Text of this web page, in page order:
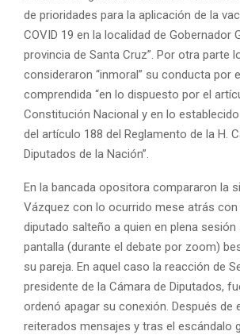
de prioridades para la aplicación de la
COVID 19 en la localidad de Gobernador
provincia de Santa Cruz”. Por otra parte
consideraron “inmoral” su conducta por
comprendida “en lo dispuesto por el
Constitución Nacional y en lo
del artículo 188 del Reglamento de la H.
Diputados de la Nación”.
En la bancada opositora compararon la
Vázquez con lo ocurrido mese atrás con
diputado salteño a quien en plena
pantalla (durante el debate por zoom)
su pareja. En aquel caso la reacción de
presidente de la Cámara de Diputados,
ordenó apagar su conexión. Después de
reiterados mensajes y tras el escándalo